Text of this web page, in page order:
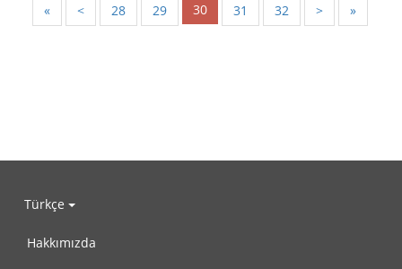
« < 28 29 30 31 32 > »
Türkçe
Hakkımızda